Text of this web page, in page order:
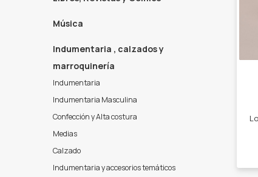
Música
Indumentaria , calzados y
marroquinería
Indumentaria
Indumentaria Masculina
Confección y Alta costura
Medias
Calzado
Indumentaria y accesorios temáticos